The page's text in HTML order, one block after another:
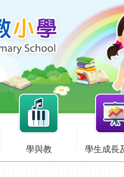
學與教 學生成長